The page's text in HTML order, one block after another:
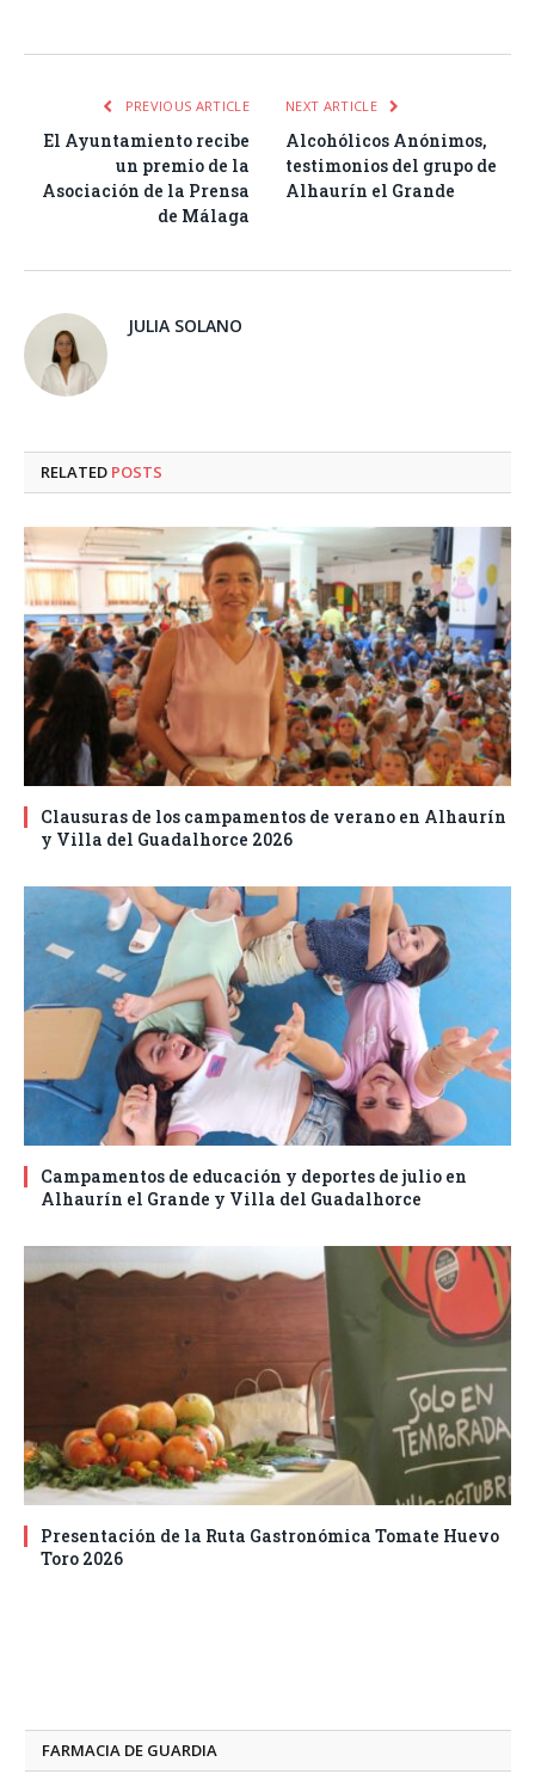
PREVIOUS ARTICLE
El Ayuntamiento recibe
un premio de la
Asociación de la Prensa
de Málaga
NEXT ARTICLE
Alcohólicos Anónimos,
testimonios del grupo de
Alhaurín el Grande
JULIA SOLANO
RELATED POSTS
Clausuras de los campamentos de verano en Alhaurín
y Villa del Guadalhorce 2026
Campamentos de educación y deportes de julio en
Alhaurín el Grande y Villa del Guadalhorce
Presentación de la Ruta Gastronómica Tomate Huevo
Toro 2026
FARMACIA DE GUARDIA